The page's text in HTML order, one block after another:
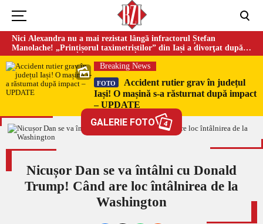
Nici Alexandra nu a mai rezistat lângă infractorul Ștefan
Manolache! „Prințișorul taximetriștilor” din Iași a divorţat după
doi ani de căsnicie
Breaking News
FOTO
Accident rutier grav în județul
Iași! O mașină s-a răsturnat după impact
– UPDATE
GALERIE FOTO 4
Nicușor Dan se va întâlni cu Donald
Trump! Când are loc întâlnirea de la
Washington